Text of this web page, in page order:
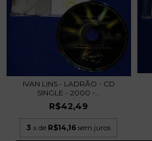
IVAN LINS - LADRÃO - CD
SINGLE - 2000 -...
R$42,49
3 x de R$14,16 sem juros